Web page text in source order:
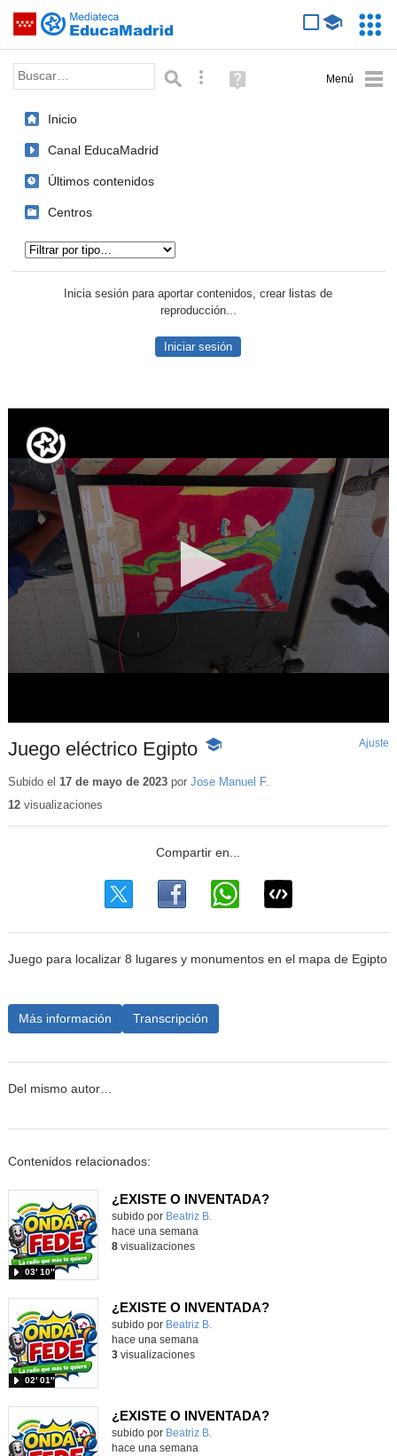
Saltar navegación
Palabra o frase: Búsqueda avanzada
Ayuda
(en
Inicio
Canal EducaMadrid
Últimos contenidos
Centros
Inicia sesión para aportar contenidos, crear listas de
reproducción...
Iniciar sesión
Juego eléctrico Egipto -
educativo
Ajuste
Subido el 17 de mayo de 2023por Jose Manuel F.
12visualizaciones
Juego para localizar 8 lugares y monumentos en el mapa de Egipto
Más información Transcripción
Del mismo autor…
Contenidos relacionados:
¿EXISTE O INVENTADA?
Contenido educativo.
subido por Beatriz B.
03′ 10″
hace una semana
8visualizaciones
¿EXISTE O INVENTADA?
Contenido educativo.
subido por Beatriz B.
02′ 01″
hace una semana
3visualizaciones
¿EXISTE O INVENTADA?
Contenido educativo.
subido por Beatriz B.
hace una semana